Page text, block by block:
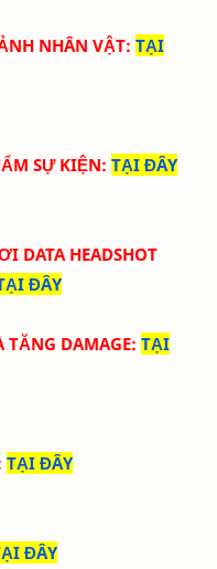
NHÂN VẬT: TẠI
SỰ KIỆN: TẠI ĐÂY
DATA HEADSHOT
ĐÂY
TĂNG DAMAGE: TẠI
TẠI ĐÂY
ĐÂY